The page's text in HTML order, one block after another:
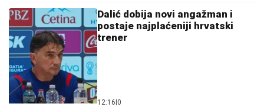
Dalić dobija novi angažman i
postaje najplaćeniji hrvatski
trener
12:16 0